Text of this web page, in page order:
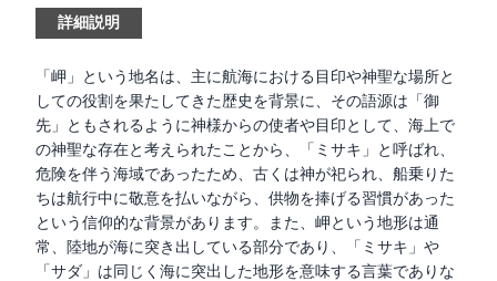
詳細説明
「岬」という地名は、主に航海における目印や神聖な場所と
しての役割を果たしてきた歴史を背景に、その語源は「御
先」ともされるように神様からの使者や目印として、海上で
の神聖な存在と考えられたことから、「ミサキ」と呼ばれ、
危険を伴う海域であったため、古くは神が祀られ、船乗りた
ちは航行中に敬意を払いながら、供物を捧げる習慣があった
という信仰的な背景があります。また、岬という地形は通
常、陸地が海に突き出している部分であり、「ミサキ」や
「サダ」は同じく海に突出した地形を意味する言葉でありな